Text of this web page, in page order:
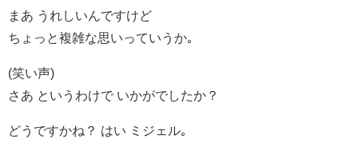
まあ うれしいんですけど
ちょっと複雑な思いっていうか｡
(笑い声)
さあ というわけで いかがでしたか？
どうですかね？ はい ミジェル｡